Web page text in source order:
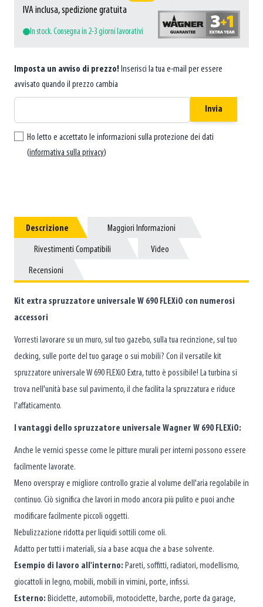
IVA inclusa, spedizione gratuita
In stock. Consegna in 2-3 giorni lavorativi
Imposta un avviso di prezzo! Inserisci la tua e-mail per essere
avvisato quando il prezzo cambia
Invia
Ho letto e accettato le informazioni sulla protezione dei dati
(informativa sulla privacy)
Descrizione
Descrizione Maggiori Informazioni
Maggiori Informazioni
Rivestimenti Compatibili
Rivestimenti Compatibili Video
Video
Recensioni
Recensioni
Kit extra spruzzatore universale W 690 FLEXiO con numerosi
accessori
Vorresti lavorare su un muro, sul tuo gazebo, sulla tua recinzione, sul tuo
decking, sulle porte del tuo garage o sui mobili? Con il versatile kit
spruzzatore universale W 690 FLEXiO Extra, tutto è possibile! La turbina si
trova nell'unità base sul pavimento, il che facilita la spruzzatura e riduce
l'affaticamento.
I vantaggi dello spruzzatore universale Wagner W 690 FLEXiO:
Anche le vernici spesse come le pitture murali per interni possono essere
facilmente lavorate.
Meno overspray e migliore controllo grazie al volume dell'aria regolabile in
continuo. Ciò significa che lavori in modo ancora più pulito e puoi anche
modificare facilmente piccoli oggetti.
Nebulizzazione ridotta per liquidi sottili come oli.
Adatto per tutti i materiali, sia a base acqua che a base solvente.
Esempio di lavoro all'interno: Pareti, soffitti, radiatori, modellismo,
giocattoli in legno, mobili, mobili in vimini, porte, infissi.
Esterno: Biciclette, automobili, motociclette, barche, porte da garage,